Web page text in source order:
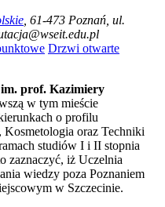
, 61-473 Poznań, ul.
Drzwi otwarte
prof. Kazimiery
w tym mieście
o profilu
oraz Techniki
studiów I i II stopnia
zaznaczyć, iż Uczelnia
wiedzy poza Poznaniem
w Szczecinie.